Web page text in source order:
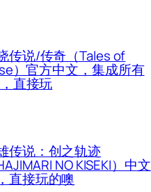
传说/传奇（Tales of
）官方中文，集成所有
直接玩
传说：创之轨迹
NO KISEKI）中文
直接玩的噢